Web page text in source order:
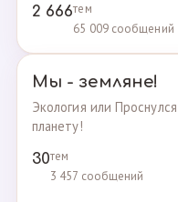
2 666тем
65 009 сообщений
Мы - земляне!
Экология или
планету!
30тем
3 457 сообщений